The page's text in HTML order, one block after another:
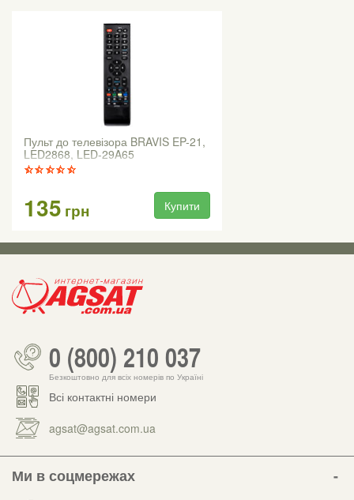
Пульт до телевізора BRAVIS EP-21,
LED2868, LED-29A65
135 грн Купити
0 (800) 210 037
Безкоштовно для всіх номерів по Україні
Всі контактні номери
agsat@agsat.com.ua
Ми в соцмережах